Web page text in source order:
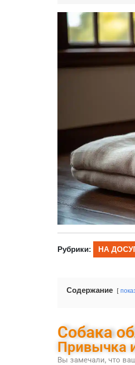
Рубрики: НА
Содержание
Собака
Привычка
Вы замечали, что